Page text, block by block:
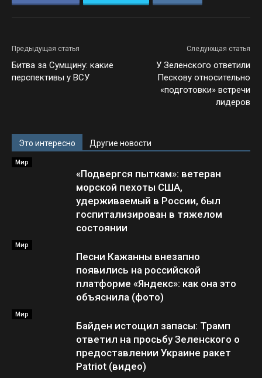
Предыдущая статья
Битва за Сумщину: какие
перспективы у ВСУ
Следующая статья
У Зеленского ответили
Пескову относительно
«подготовки» встречи
лидеров
Это интересно Другие новости
Мир
«Подвергся пыткам»: ветеран
морской пехоты США,
удерживаемый в России, был
госпитализирован в тяжелом
состоянии
Мир
Песни Кажанны внезапно
появились на российской
платформе «Яндекс»: как она это
объяснила (фото)
Мир
Байден истощил запасы: Трамп
ответил на просьбу Зеленского о
предоставлении Украине ракет
Patriot (видео)